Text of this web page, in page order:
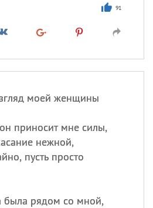
91
моей женщины
приносит мне силы,
нежной,
пусть просто
была рядом со мной,